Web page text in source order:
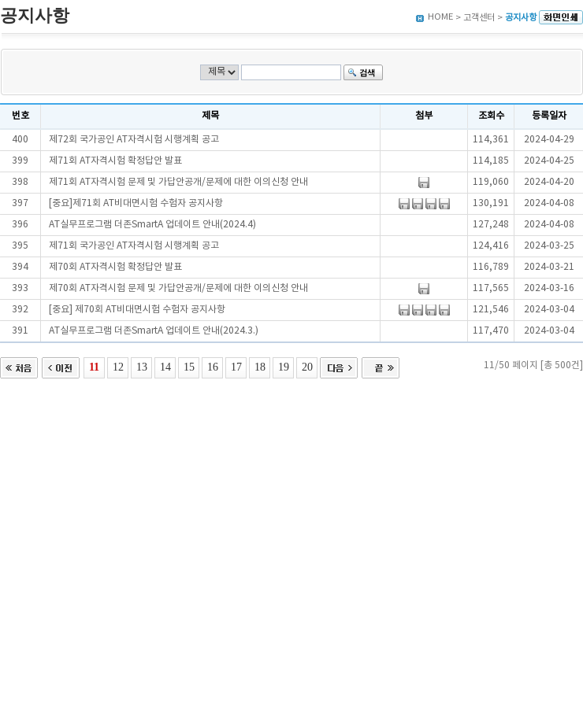
공지사항 HOME > 고객센터 > 공지사항
번호 제목 첨부 조회수 등록일자
400 제72회 국가공인 AT자격시험 시행계획 공고 114,361 2024-04-29
399 제71회 AT자격시험 확정답안 발표 114,185 2024-04-25
398 제71회 AT자격시험 문제 및 가답안공개/문제에 대한 이의신청 안내 119,060 2024-04-20
397 [중요]제71회 AT비대면시험 수험자 공지사항 130,191 2024-04-08
396 AT실무프로그램 더존SmartA 업데이트 안내(2024.4) 127,248 2024-04-08
395 제71회 국가공인 AT자격시험 시행계획 공고 124,416 2024-03-25
394 제70회 AT자격시험 확정답안 발표 116,789 2024-03-21
393 제70회 AT자격시험 문제 및 가답안공개/문제에 대한 이의신청 안내 117,565 2024-03-16
392 [중요] 제70회 AT비대면시험 수험자 공지사항 121,546 2024-03-04
391 AT실무프로그램 더존SmartA 업데이트 안내(2024.3.) 117,470 2024-03-04
11 12 13 14 15 16 17 18 19 20 11/50 페이지 [총 500건]